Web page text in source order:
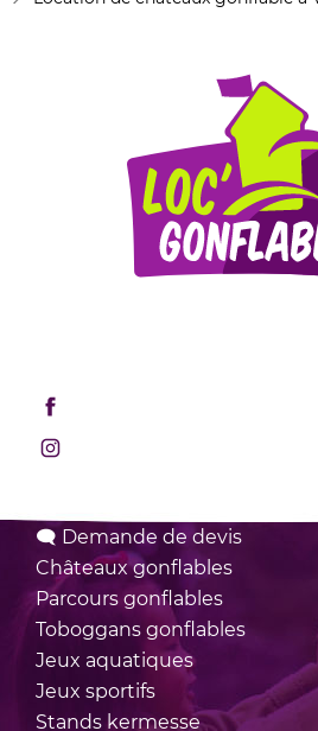
🗨 Demande de devis
Châteauxgonflables
Parcours gonflables
Toboggans gonflables
Jeux aquatiques
Jeux sportifs
Stands kermesse